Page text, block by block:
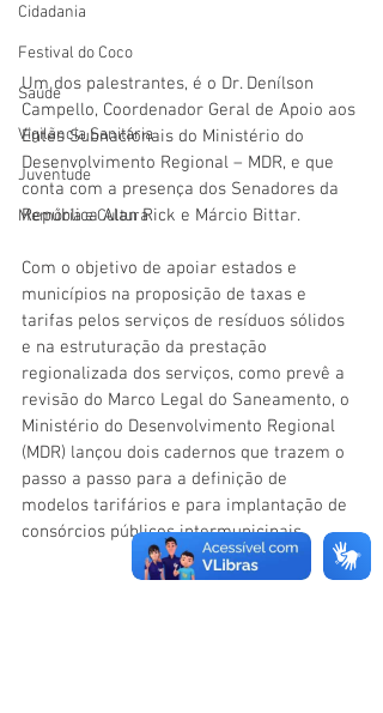
Cidadania
Festival do Coco
Saúde
Vigilãncia Sanitária
Juventude
Memória e Cultura
Um dos palestrantes, é o Dr. Denílson
Campello, Coordenador Geral de Apoio aos
Entes Subnacionais do Ministério do
Desenvolvimento Regional – MDR, e que
conta com a presença dos Senadores da
República Alan Rick e Márcio Bittar.
Com o objetivo de apoiar estados e
municípios na proposição de taxas e
tarifas pelos serviços de resíduos sólidos
e na estruturação da prestação
regionalizada dos serviços, como prevê a
revisão do Marco Legal do Saneamento, o
Ministério do Desenvolvimento Regional
(MDR) lançou dois cadernos que trazem o
passo a passo para a definição de
modelos tarifários e para implantação de
consórcios públicos intermunicipais.